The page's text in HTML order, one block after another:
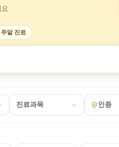
주말 진료
진료과목 인증